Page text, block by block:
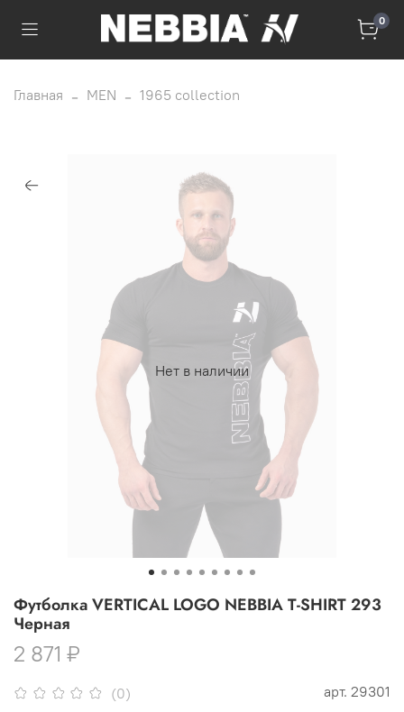
0
Главная MEN 1965 collection
Нет в наличии
(0) арт. 29301
Футболка VERTICAL LOGO NEBBIA T-SHIRT 293
Черная
2 871 ₽